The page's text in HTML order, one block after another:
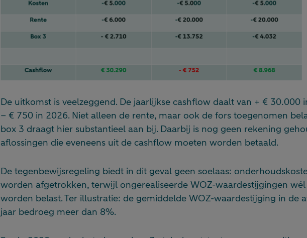
De uitkomst is veelzeggend. De jaarlijkse cashflow daalt van + € 30.000
– € 750 in 2026. Niet alleen de rente, maar ook de fors toegenomen
box 3 draagt hier substantieel aan bij. Daarbij is nog geen rekening
aflossingen die eveneens uit de cashflow moeten worden betaald.
De tegenbewijsregeling biedt in dit geval geen soelaas:
worden afgetrokken, terwijl ongerealiseerde WOZ-waardestijgingen
worden belast. Ter illustratie: de gemiddelde WOZ-waardestijging in de
jaar bedroeg meer dan 8%.